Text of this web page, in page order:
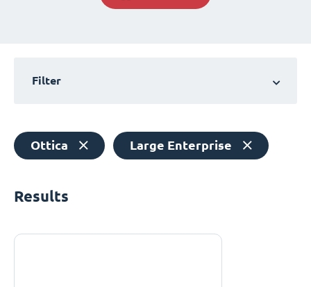
Filter
Ottica Large Enterprise
Results